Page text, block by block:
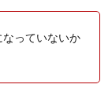
っていないか